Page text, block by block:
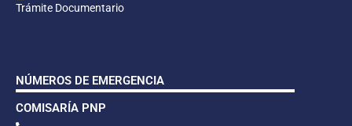
Trámite Documentario
NÚMEROS DE EMERGENCIA
COMISARÍA PNP